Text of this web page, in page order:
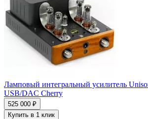
Ламповый интегральный усилитель
USB/DAC Cherry
525 000 ₽
Купить в 1 клик